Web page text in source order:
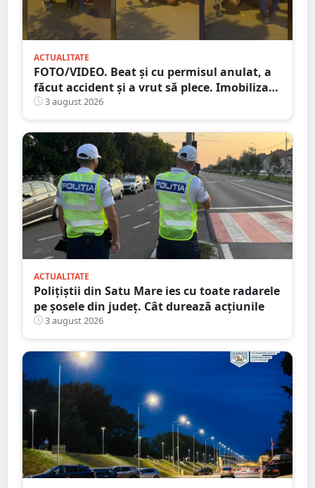
ACTUALITATE
FOTO/VIDEO. Beat și cu permisul anulat, a
făcut accident și a vrut să plece. Imobilizat
de trecători
3 august 2026
ACTUALITATE
Polițiștii din Satu Mare ies cu toate radarele
pe șosele din județ. Cât durează acțiunile
3 august 2026